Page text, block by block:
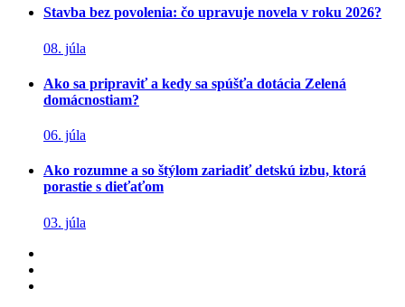
Stavba bez povolenia: čo upravuje novela v roku 2026?
08. júla
Ako sa pripraviť a kedy sa spúšťa dotácia Zelená
domácnostiam?
06. júla
Ako rozumne a so štýlom zariadiť detskú izbu, ktorá
porastie s dieťaťom
03. júla